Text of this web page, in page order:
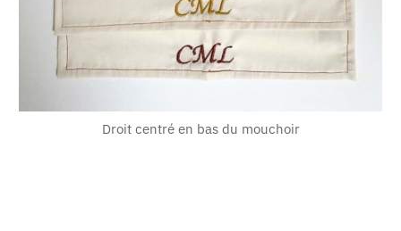
Droit centré en bas du mouchoir